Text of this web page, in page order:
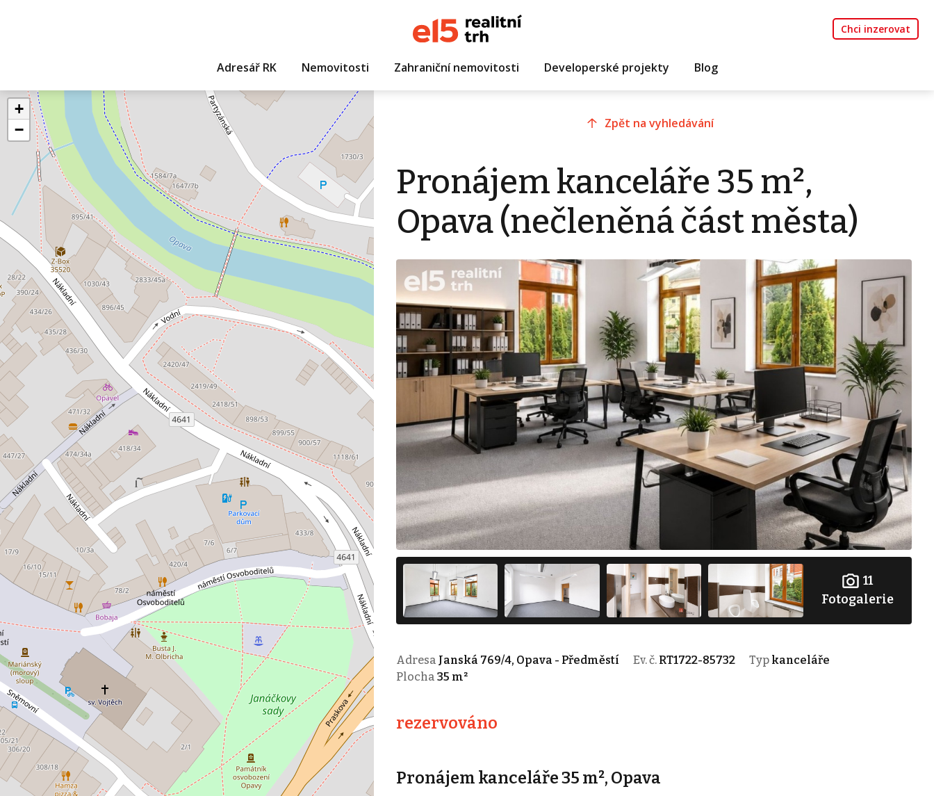
Chci inzerovat
Adresář RK Nemovitosti Zahraniční nemovitosti Developerské projekty Blog
+
−
Zpět na vyhledávání
Pronájem kanceláře 35 m²,
Opava (nečleněná část města)
11
Fotogalerie
Adresa Janská 769/4, Opava - Předměstí Ev. č. RT1722-85732 Typ kanceláře
Plocha 35 m²
rezervováno
Pronájem kanceláře 35 m², Opava